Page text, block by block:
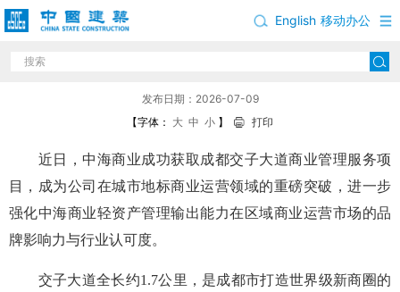
移动办公
English
发布日期：2026-07-09
【字体： 大 中 小 】 打印
近日，中海商业成功获取成都交子大道商业管理服务项
目，成为公司在城市地标商业运营领域的重磅突破，进一步
强化中海商业轻资产管理输出能力在区域商业运营市场的品
牌影响力与行业认可度。
交子大道全长约1.7公里，是成都市打造世界级新商圈的